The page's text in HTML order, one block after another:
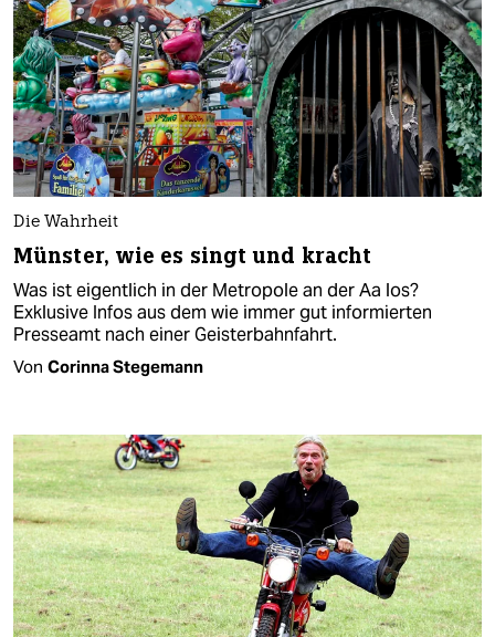
Die Wahrheit
Münster, wie es singt und kracht
Was ist eigentlich in der Metropole an der Aa los?
Exklusive Infos aus dem wie immer gut informierten
Presseamt nach einer Geisterbahnfahrt.
Von Corinna Stegemann